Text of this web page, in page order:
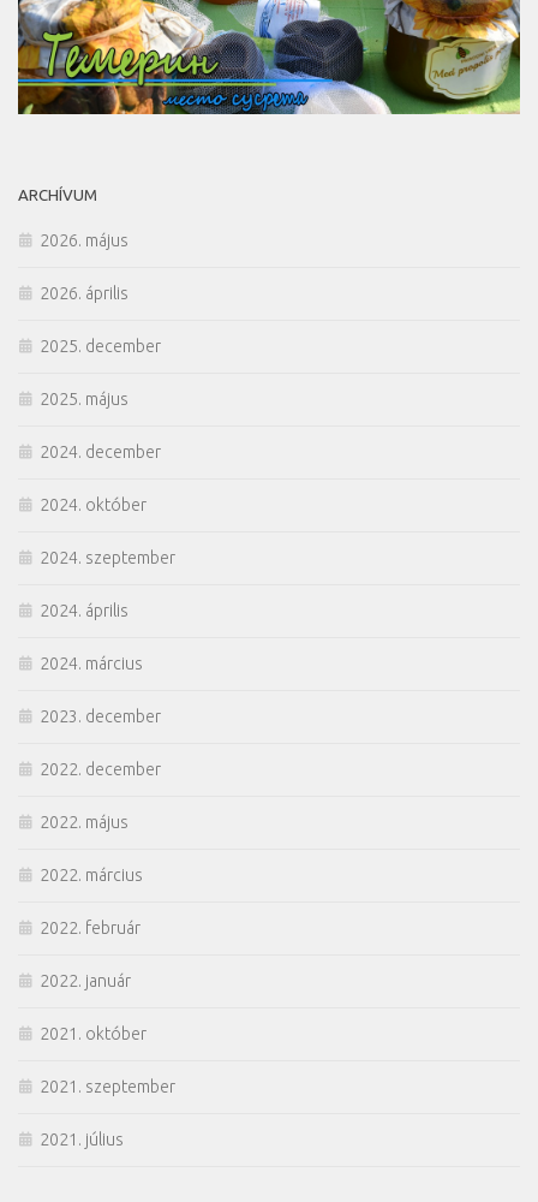
ARCHÍVUM
2026. május
2026. április
2025. december
2025. május
2024. december
2024. október
2024. szeptember
2024. április
2024. március
2023. december
2022. december
2022. május
2022. március
2022. február
2022. január
2021. október
2021. szeptember
2021. július